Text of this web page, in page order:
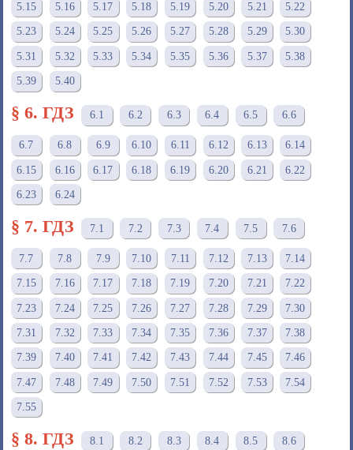
5.15 5.16 5.17 5.18 5.19 5.20 5.21 5.22
5.23 5.24 5.25 5.26 5.27 5.28 5.29 5.30
5.31 5.32 5.33 5.34 5.35 5.36 5.37 5.38
5.39 5.40
§ 6. ГДЗ 6.1 6.2 6.3 6.4 6.5 6.6
6.7 6.8 6.9 6.10 6.11 6.12 6.13 6.14
6.15 6.16 6.17 6.18 6.19 6.20 6.21 6.22
6.23 6.24
§ 7. ГДЗ 7.1 7.2 7.3 7.4 7.5 7.6
7.7 7.8 7.9 7.10 7.11 7.12 7.13 7.14
7.15 7.16 7.17 7.18 7.19 7.20 7.21 7.22
7.23 7.24 7.25 7.26 7.27 7.28 7.29 7.30
7.31 7.32 7.33 7.34 7.35 7.36 7.37 7.38
7.39 7.40 7.41 7.42 7.43 7.44 7.45 7.46
7.47 7.48 7.49 7.50 7.51 7.52 7.53 7.54
7.55
§ 8. ГДЗ 8.1 8.2 8.3 8.4 8.5 8.6